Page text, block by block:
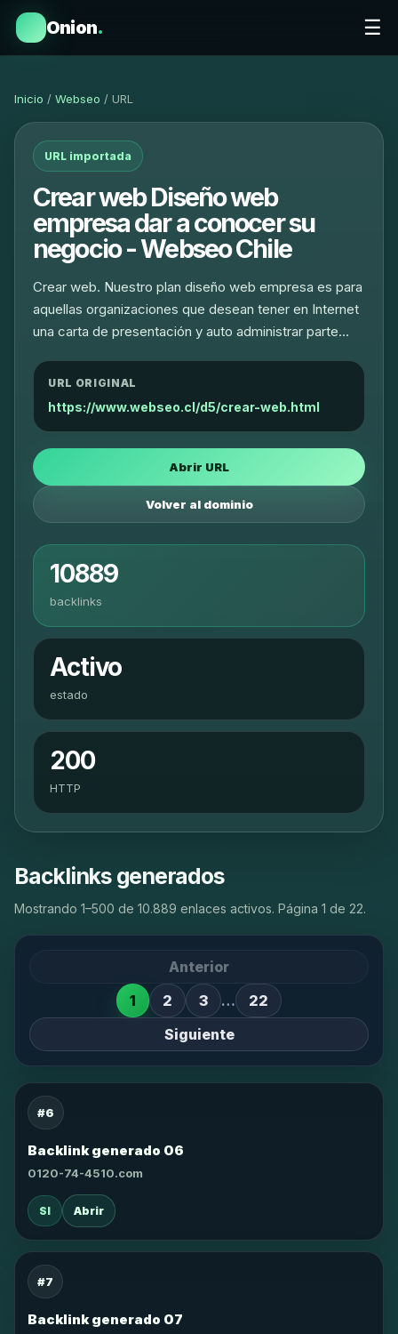
Onion. ☰
Inicio / Webseo / URL
URL importada
Crear web Diseño web
empresa dar a conocer su
negocio - Webseo Chile
Crear web. Nuestro plan diseño web empresa es para
aquellas organizaciones que desean tener en Internet
una carta de presentación y auto administrar parte…
URL ORIGINAL
https://www.webseo.cl/d5/crear-web.html
Abrir URL
Volver al dominio
10889
backlinks
Activo
estado
200
HTTP
Backlinks generados
Mostrando 1–500 de 10.889 enlaces activos. Página 1 de 22.
Anterior
1
2 3 …
22
Siguiente
#6
Backlink generado 06
0120-74-4510.com
SI Abrir
#7
Backlink generado 07